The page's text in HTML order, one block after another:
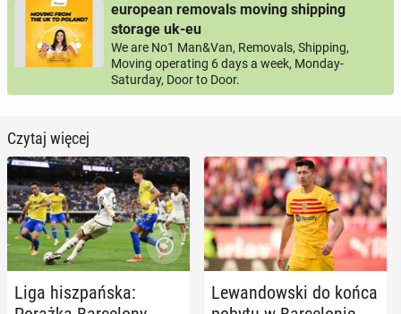
european removals moving shipping
storage uk-eu
We are No1 Man&Van, Removals, Shipping,
Moving operating 6 days a week, Monday-
Saturday, Door to Door.
Czytaj więcej
Liga hisz­pań­ska:
Le­wan­dow­ski do końca